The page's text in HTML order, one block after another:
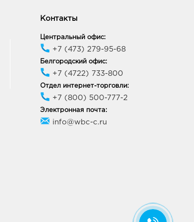
Контакты
Центральный офис:
+7 (473) 279-95-68
Белгородский офис:
+7 (4722) 733-800
Отдел интернет-торговли:
+7 (800) 500-777-2
Электронная почта:
info@wbc-c.ru